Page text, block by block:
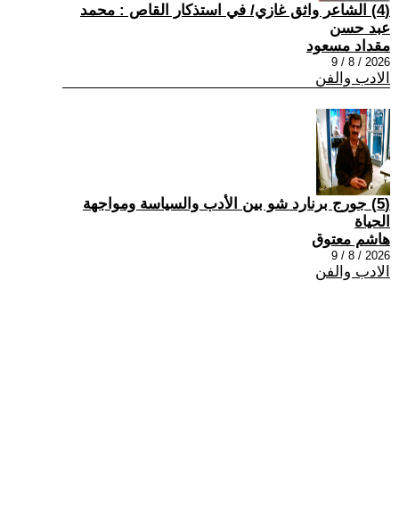
(4) الشاعر واثق غازي/ في استذكار القاص : محمد
عبد حسن
مقداد مسعود
2026 / 8 / 9
الادب والفن
(5) جورج برنارد شو بين الأدب والسياسة ومواجهة
الحياة
هاشم معتوق
2026 / 8 / 9
الادب والفن